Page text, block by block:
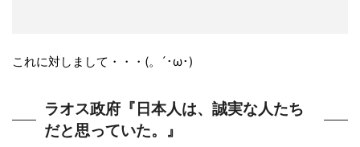
これに対しまして・・・(。´･ω･)
ラオス政府『日本人は、誠実な人たち
だと思っていた。』